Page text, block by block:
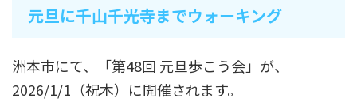
元旦に千山千光寺までウォーキング
洲本市にて、「第48回 元旦歩こう会」が、
2026/1/1（祝木）に開催されます。